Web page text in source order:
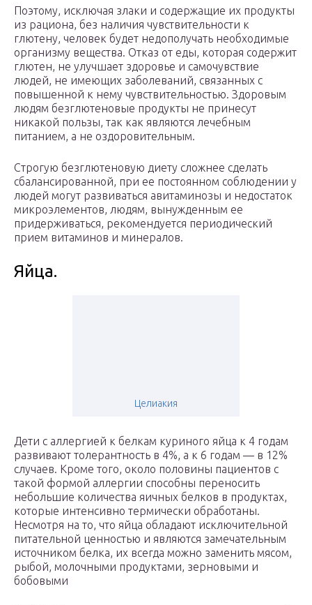
Поэтому, исключая злаки и содержащие их продукты
из рациона, без наличия чувствительности к
глютену, человек будет недополучать необходимые
организму вещества. Отказ от еды, которая содержит
глютен, не улучшает здоровье и самочувствие
людей, не имеющих заболеваний, связанных с
повышенной к нему чувствительностью. Здоровым
людям безглютеновые продукты не принесут
никакой пользы, так как являются лечебным
питанием, а не оздоровительным.
Строгую безглютеновую диету сложнее сделать
сбалансированной, при ее постоянном соблюдении у
людей могут развиваться авитаминозы и недостаток
микроэлементов, людям, вынужденным ее
придерживаться, рекомендуется периодический
прием витаминов и минералов.
Яйца.
Целиакия
Дети с аллергией к белкам куриного яйца к 4 годам
развивают толерантность в 4%, а к 6 годам — в 12%
случаев. Кроме того, около половины пациентов с
такой формой аллергии способны переносить
небольшие количества яичных белков в продуктах,
которые интенсивно термически обработаны.
Несмотря на то, что яйца обладают исключительной
питательной ценностью и являются замечательным
источником белка, их всегда можно заменить мясом,
рыбой, молочными продуктами, зерновыми и
бобовыми